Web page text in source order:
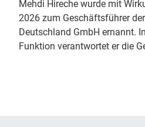
Mehdi Hireche wurde mit
2026 zum Geschäftsführer
Deutschland GmbH ernannt.
Funktion verantwortet er die